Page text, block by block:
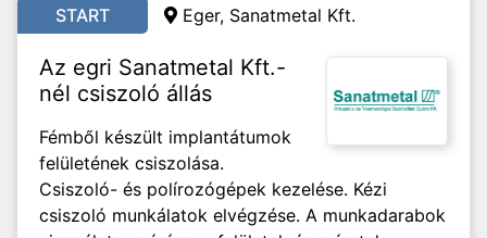
START Eger, Sanatmetal Kft.
Az egri Sanatmetal Kft.-
nél csiszoló állás
Fémből készült implantátumok
felületének csiszolása.
Csiszoló- és polírozógépek kezelése. Kézi
csiszoló munkálatok elvégzése. A munkadarabok